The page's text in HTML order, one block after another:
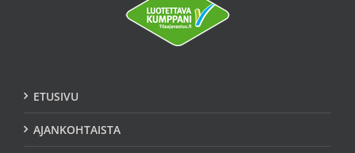
ETUSIVU
AJANKOHTAISTA